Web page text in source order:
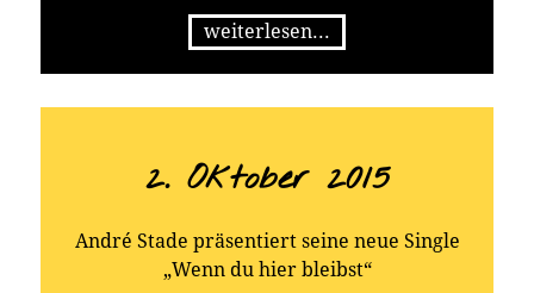
weiterlesen...
2. Oktober 2015
André Stade präsentiert seine neue Single
„Wenn du hier bleibst“